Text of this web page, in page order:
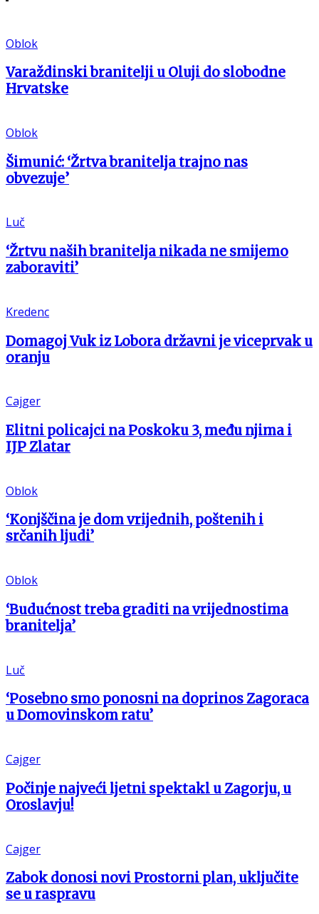
Oblok
Varaždinski branitelji u Oluji do slobodne
Hrvatske
Oblok
Šimunić: ‘Žrtva branitelja trajno nas
obvezuje’
Luč
‘Žrtvu naših branitelja nikada ne smijemo
zaboraviti’
Kredenc
Domagoj Vuk iz Lobora državni je viceprvak u
oranju
Cajger
Elitni policajci na Poskoku 3, među njima i
IJP Zlatar
Oblok
‘Konjščina je dom vrijednih, poštenih i
srčanih ljudi’
Oblok
‘Budućnost treba graditi na vrijednostima
branitelja’
Luč
‘Posebno smo ponosni na doprinos Zagoraca
u Domovinskom ratu’
Cajger
Počinje najveći ljetni spektakl u Zagorju, u
Oroslavju!
Cajger
Zabok donosi novi Prostorni plan, uključite
se u raspravu